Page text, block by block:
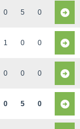
0 5 0
1 0 0
0 0 0
0 5 0